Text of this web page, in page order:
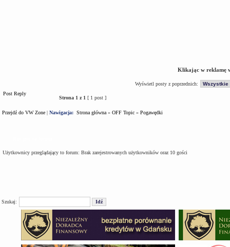
Klikając w reklamę
Wyświetl posty z poprzednich:
Post Reply
Strona 1 z 1 [ 1 post ]
Przejdź do VW Zone | Nawigacja: Strona główna » OFF Topic » Pogawędki
Użytkownicy przeglądający to forum: Brak zarejestrowanych użytkowników oraz 10 gości
Szukaj: